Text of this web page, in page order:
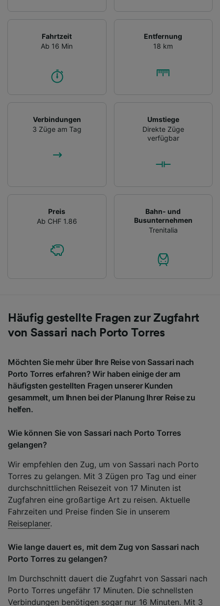
Fahrtzeit
Ab 16 Min
Entfernung
18 km
Verbindungen
3 Züge am Tag
Umstiege
Direkte Züge
verfügbar
Preis
Ab CHF 1.86
Bahn- und
Busunternehmen
Trenitalia
Häufig gestellte Fragen zur Zugfahrt
von Sassari nach Porto Torres
Möchten Sie mehr über Ihre Reise von Sassari nach
Porto Torres erfahren? Wir haben einige der am
häufigsten gestellten Fragen unserer Kunden
gesammelt, um Ihnen bei der Planung Ihrer Reise zu
helfen.
Wie können Sie von Sassari nach Porto Torres
gelangen?
Wir empfehlen den Zug, um von Sassari nach Porto
Torres zu gelangen. Mit 3 Zügen pro Tag und einer
durchschnittlichen Reisezeit von 17 Minuten ist
Zugfahren eine großartige Art zu reisen. Aktuelle
Fahrzeiten und Preise finden Sie in unserem
Reiseplaner.
Wie lange dauert es, mit dem Zug von Sassari nach
Porto Torres zu gelangen?
Im Durchschnitt dauert die Zugfahrt von Sassari nach
Porto Torres ungefähr 17 Minuten. Die schnellsten
Verbindungen benötigen sogar nur 16 Minuten. Mit 3